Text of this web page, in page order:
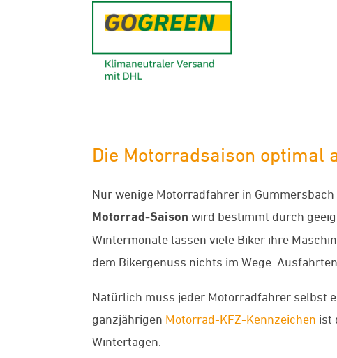
Die Motorradsaison optimal
Nur wenige Motorradfahrer in
Motorrad-Saison wird bestimmt durch
Wintermonate lassen viele Biker ihre
dem Bikergenuss nichts im Wege.
Natürlich muss jeder Motorradfahrer selbst
ganzjährigen Motorrad-KFZ-Kennzeichen ist
Wintertagen.